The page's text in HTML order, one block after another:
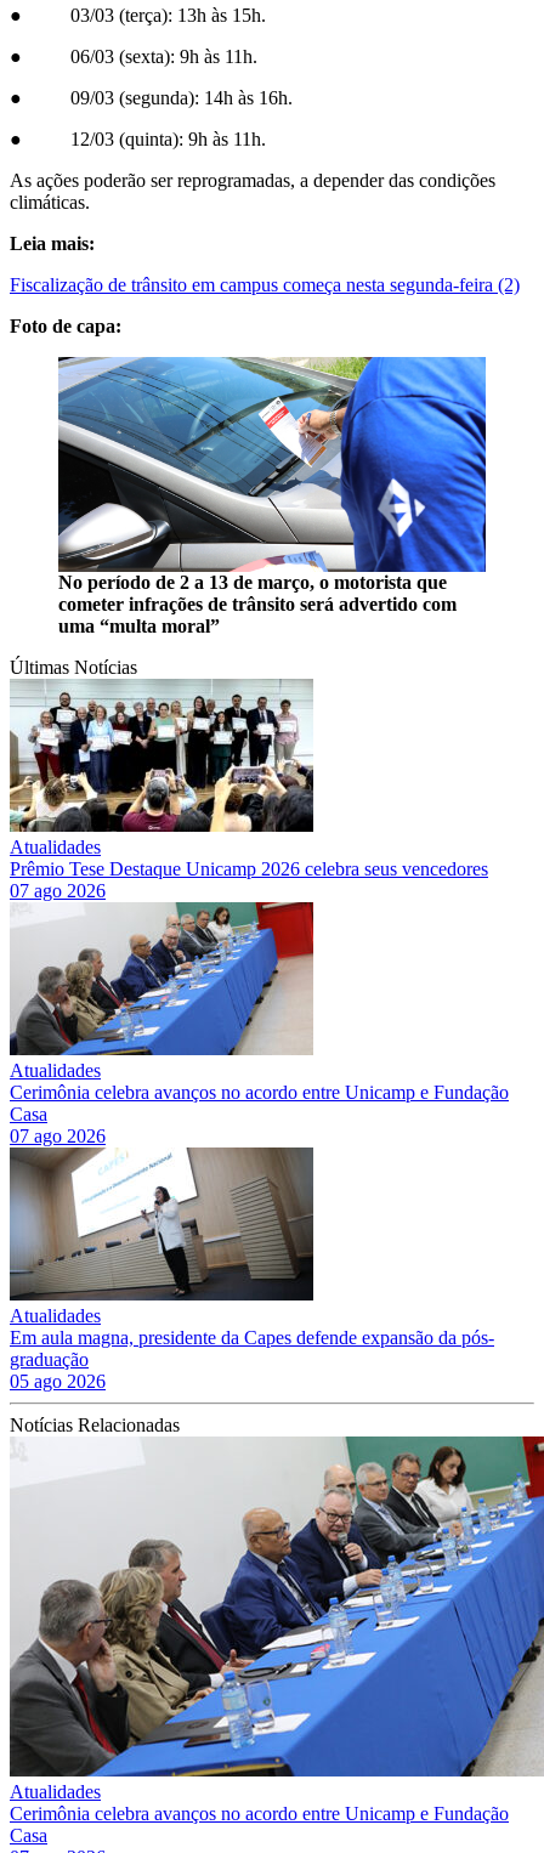
● 03/03 (terça): 13h às 15h.
● 06/03 (sexta): 9h às 11h.
● 09/03 (segunda): 14h às 16h.
● 12/03 (quinta): 9h às 11h.
As ações poderão ser reprogramadas, a depender das condições
climáticas.
Leia mais:
Fiscalização de trânsito em campus começa nesta segunda-feira (2)
Foto de capa:
No período de 2 a 13 de março, o motorista que
cometer infrações de trânsito será advertido com
uma “multa moral”
Últimas Notícias
Atualidades
Prêmio Tese Destaque Unicamp 2026 celebra seus vencedores
07 ago 2026
Atualidades
Cerimônia celebra avanços no acordo entre Unicamp e Fundação
Casa
07 ago 2026
Atualidades
Em aula magna, presidente da Capes defende expansão da pós-
graduação
05 ago 2026
Notícias Relacionadas
Atualidades
Cerimônia celebra avanços no acordo entre Unicamp e Fundação
Casa